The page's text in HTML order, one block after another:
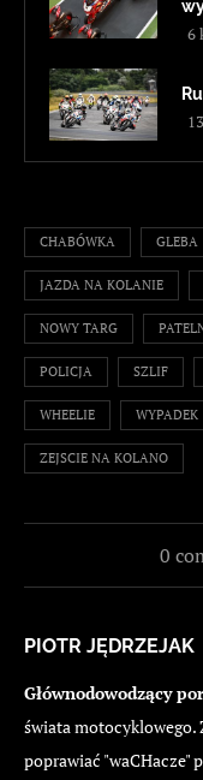
6
CHABÓWKA GLEBA
JAZDA NA KOLANIE
NOWY TARG
POLICJA SZLIF
WHEELIE WYPADEK
ZEJSCIE NA KOLANO
0
PIOTR JĘDRZEJAK
Głównodowodzący
świata motocyklowego.
poprawiać "waCHacze"